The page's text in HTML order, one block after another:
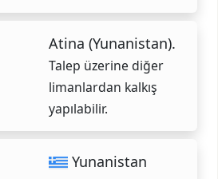
Atina (Yunanistan).
Talep üzerine diğer
limanlardan kalkış
yapılabilir.
Yunanistan